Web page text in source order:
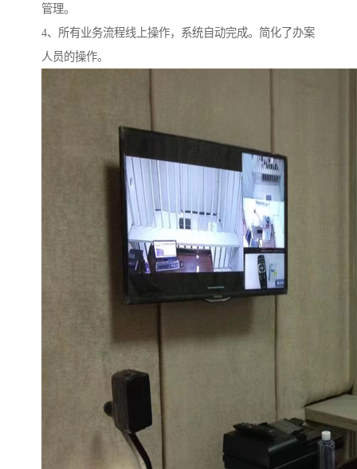
管理。
4、所有业务流程线上操作，系统自动完成。简化了办案
人员的操作。